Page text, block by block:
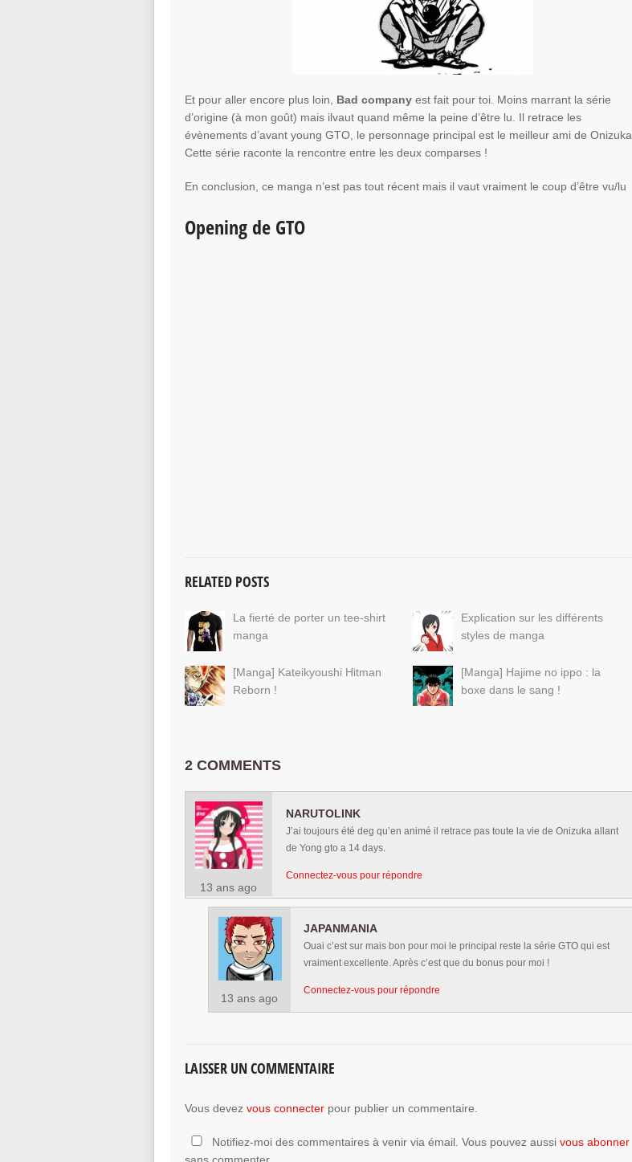
Et pour aller encore plus loin, Bad companyest fait pour toi. Moins marrant la série
d’origine (à mon goût) mais ilvaut quand même la peine d’être lu. Il retrace les
évènements d’avant young GTO, le personnage principal est le meilleur ami de Onizuka.
Cette série raconte la rencontre entre les deux comparses !
En conclusion, ce manga n’est pas tout récent mais il vaut vraiment le coup d’être vu/lu
Opening de GTO
RELATED POSTS
La fierté de porter un tee-shirt
manga
Explication sur les différents
styles de manga
[Manga] Kateikyoushi Hitman
Reborn !
[Manga] Hajime no ippo : la
boxe dans le sang !
2 COMMENTS
13 ans ago
NARUTOLINK
J’ai toujours été deg qu’en animé il retrace pas toute la vie de Onizuka allant
de Yong gto a 14 days.
Connectez-vous pour répondre
13 ans ago
JAPANMANIA
Ouai c’est sur mais bon pour moi le principal reste la série GTO qui est
vraiment excellente. Après c’est que du bonus pour moi !
Connectez-vous pour répondre
LAISSER UN COMMENTAIRE
Vous devezvous connecter pour publier un commentaire.
Notifiez-moi des commentaires à venir via émail. Vous pouvez aussivous abonner
sans commenter.